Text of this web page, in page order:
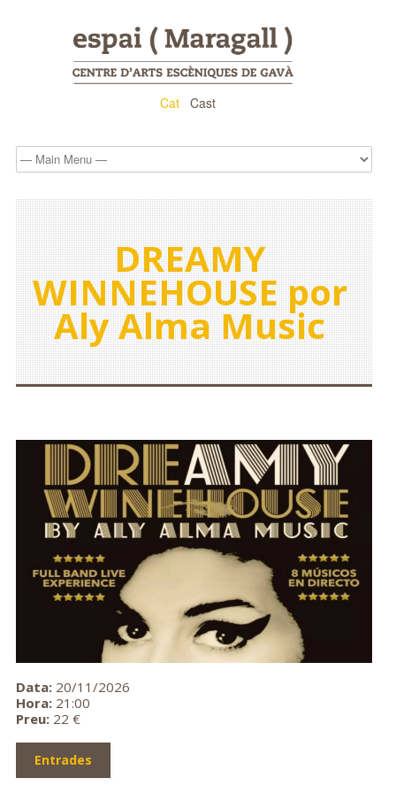
Cat Cast
DREAMY
WINNEHOUSE por
Aly Alma Music
Data: 20/11/2026
Hora: 21:00
Preu: 22 €
Entrades